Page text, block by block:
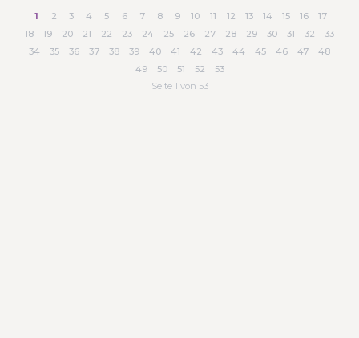
1 2 3 4 5 6 7 8 9 10 11 12 13 14 15 16
17
18
19 20 21 22 23 24 25 26 27 28 29 30 31 32
33
34
35 36 37 38 39 40 41 42 43 44 45 46 47
48
49
50 51 52
53
Seite 1 von 53